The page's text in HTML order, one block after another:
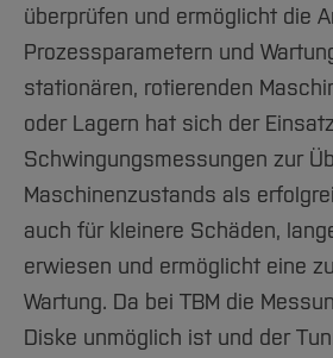
überprüfen und ermöglicht die
Prozessparametern und
stationären, rotierenden
oder Lagern hat sich der
Schwingungsmessungen zur
Maschinenzustands als
auch für kleinere Schäden,
erwiesen und ermöglicht eine
Wartung. Da bei TBM die
Diske unmöglich ist und der